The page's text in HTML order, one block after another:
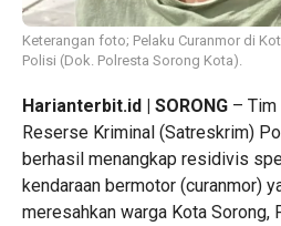
Keterangan foto; Pelaku Curanmor di
Polisi (Dok. Polresta Sorong Kota).
Harianterbit.id | SORONG – Tim
Reserse Kriminal (Satreskrim)
berhasil menangkap residivis
kendaraan bermotor (curanmor)
meresahkan warga Kota Sorong,